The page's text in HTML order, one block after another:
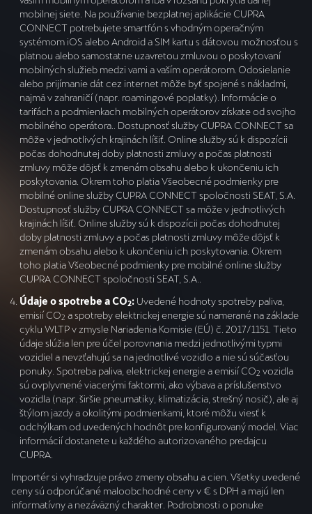
mobilnej siete. Na používanie bezplatnej aplikácie CUPRA
CONNECT potrebujete smartfón s vhodným operačným
systémom iOS alebo Android a SIM kartu s dátovou možnosťou s
platnou alebo samostatne uzavretou zmluvou o poskytovaní
mobilných služieb medzi vami a vaším operátorom. Odosielanie
alebo prijímanie dát cez internet môže byť spojené s nákladmi,
najmä v zahraničí (napr. roamingové poplatky). Informácie o
tarifách a podmienkach mobilných operátorov získate od svojho
mobilného operátora.. Dostupnosť služby CUPRA CONNECT sa
môže v jednotlivých krajinách líšiť. Online služby sú k dispozícii
počas dohodnutej doby platnosti zmluvy a počas platnosti
zmluvy môže dôjsť k zmenám obsahu alebo k ukončeniu ich
poskytovania. Okrem toho platia Všeobecné podmienky pre
mobilné online služby CUPRA CONNECT spoločnosti SEAT, S.A.
Dostupnosť služby CUPRA CONNECT sa môže v jednotlivých
krajinách líšiť. Online služby sú k dispozícii počas dohodnutej
doby platnosti zmluvy a počas platnosti zmluvy môže dôjsť k
zmenám obsahu alebo k ukončeniu ich poskytovania. Okrem
toho platia Všeobecné podmienky pre mobilné online služby
CUPRA CONNECT spoločnosti SEAT, S.A..
Údaje o spotrebe a CO2: Uvedené hodnoty spotreby paliva,
emisií CO2 a spotreby elektrickej energie sú namerané na základe
cyklu WLTP v zmysle Nariadenia Komisie (EÚ) č. 2017/1151. Tieto
údaje slúžia len pre účel porovnania medzi jednotlivými typmi
vozidiel a nevzťahujú sa na jednotlivé vozidlo a nie sú súčasťou
ponuky. Spotreba paliva, elektrickej energie a emisií CO2 vozidla
sú ovplyvnené viacerými faktormi, ako výbava a príslušenstvo
vozidla (napr. širšie pneumatiky, klimatizácia, strešný nosič), ale aj
štýlom jazdy a okolitými podmienkami, ktoré môžu viesť k
odchýlkam od uvedených hodnôt pre konfigurovaný model. Viac
informácií dostanete u každého autorizovaného predajcu
CUPRA.
Importér si vyhradzuje právo zmeny obsahu a cien. Všetky uvedené
ceny sú odporúčané maloobchodné ceny v € s DPH a majú len
informatívny a nezáväzný charakter. Podrobnosti o ponuke